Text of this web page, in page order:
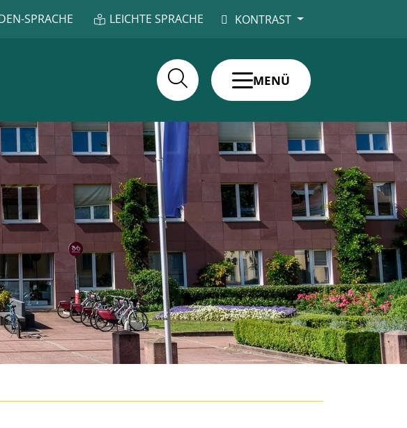
SPRACHE LEICHTE SPRACHE KONTRAST
MENÜ